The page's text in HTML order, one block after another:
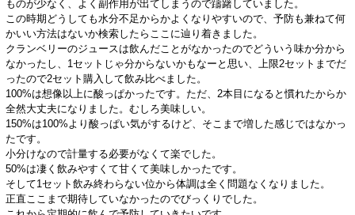
ものが少なく、よく副作用が出てしまうので躊躇していました。
この時期どうしても水分不足からかよくなりやすいので、予防も兼ねて何
かいい方法はないか検索したらここに辿り着きました。
クランベリーのジュースは飲んだことがなかったのでどういう味か分から
なかったし、1セットじゃ分からないかもなーと思い、上限2セットまでだ
ったので2セット購入して飲み比べました。
100%は想像以上に酸っぱかったです。ただ、2本目になると慣れたからか
全然大丈夫になりました。むしろ美味しい。
150%は100%より酸っぱい気がするけど、そこまで増した感じではなかっ
たです。
小分けなので計量する必要がなくて楽でした。
50%は凄く飲みやすくて甘くて美味しかったです。
そして1セット飲み終わらない位から体調は全く問題なくなりました。
正直ここまで期待していなかったのでびっくりでした。